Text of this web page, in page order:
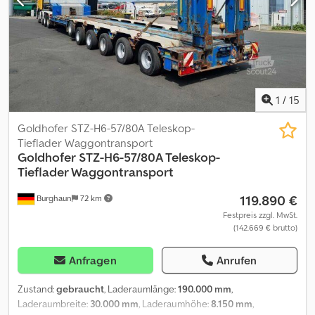
BODEN uvm.,und war danach nicht mehr im Einsatz verbreiterbar
von 2750mm auf 3250mm, Ladelänge im Tiefbett=5850mm,
Ladelänge über Achsen=4250mm, Ladehöhe über Schwanenhals
ca.: 1620 mm, über Ladefläche ca.: 650 mm, über den Achsen ca.:
940 mm. 1/3 des Tiefbetts hydraulisch anhebbar!
ZUBEHÖRANGABEN OHNE GEWÄHR, Änderungen,
Zwischenverkauf und Irrtümer vorbehalten! - . Dsdpfx Aei Rqi
Sjcksck
1 / 15
Burghaun 72 km
Goldhofer STZ-H6-57/80A Teleskop-
Tieflader Waggontransport
Goldhofer STZ-H6-57/80A Teleskop-
Tieflader Waggontransport
119.890 €
Festpreis zzgl. MwSt.
(142.669 € brutto)
Anfragen Anrufen
Zustand:gebraucht, Laderaumlänge:190.000 mm,
Laderaumbreite: 30.000 mm, Laderaumhöhe:8.150 mm,